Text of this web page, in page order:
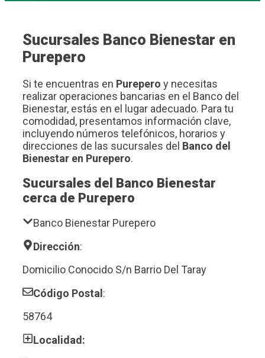
Sucursales Banco Bienestar en
Purepero
Si te encuentras en Purepero y necesitas
realizar operaciones bancarias en el Banco del
Bienestar, estás en el lugar adecuado. Para tu
comodidad, presentamos información clave,
incluyendo números telefónicos, horarios y
direcciones de las sucursales del Banco del
Bienestar en Purepero.
Sucursales del Banco Bienestar
cerca de Purepero
Banco Bienestar Purepero
Dirección:
Domicilio Conocido S/n Barrio Del Taray
Código Postal:
58764
Localidad: